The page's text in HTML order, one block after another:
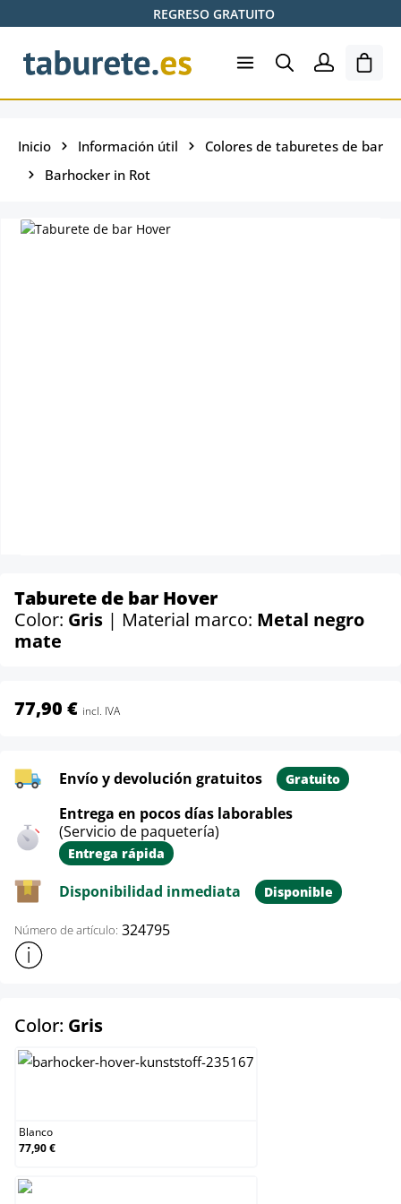
Saltar al contenido principalREGRESO GRATUITO
El
Inicio Información útil
Colores de taburetes de bar
Barhocker in Rot
Taburete de bar Hover
Color: Gris | Material marco: Metal negro
mate
77,90 € incl. IVA
Envío y devolución gratuitos Gratuito
Entrega en pocos días laborables
(Servicio de paquetería)
Entrega rápida
Disponibilidad inmediata Disponible
Número de artículo: 324795
Mostrar más información sobre el producto
Color: Grisselect
Blanco
77,90 €